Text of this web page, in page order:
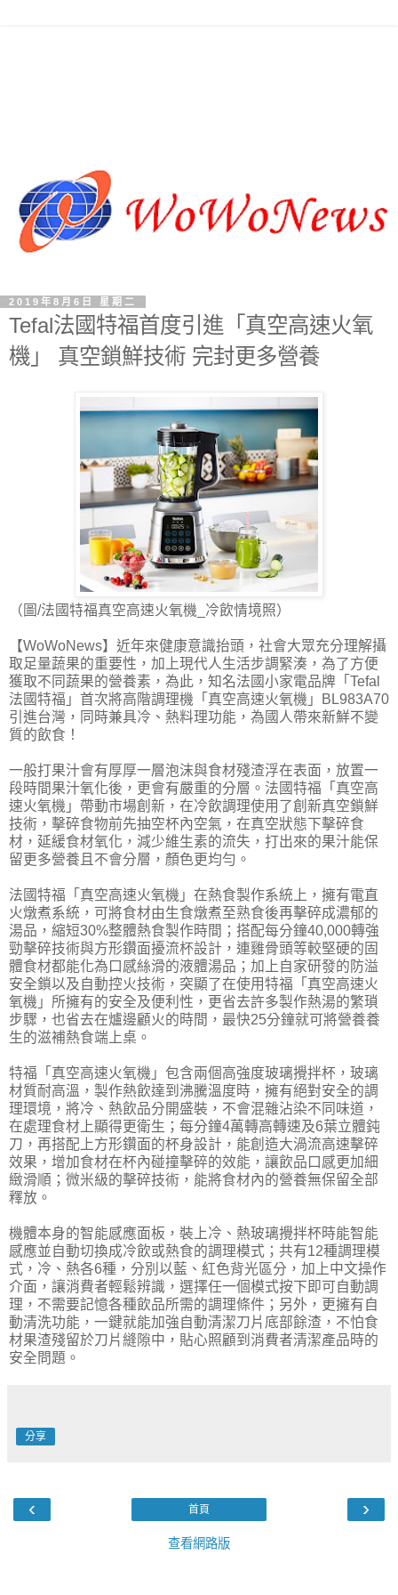
2019年8月6日 星期二
Tefal法國特福首度引進「真空高速火氧
機」 真空鎖鮮技術 完封更多營養
（圖/法國特福真空高速火氧機_冷飲情境照）
【WoWoNews】近年來健康意識抬頭，社會大眾充分理解攝
取足量蔬果的重要性，加上現代人生活步調緊湊，為了方便
獲取不同蔬果的營養素，為此，知名法國小家電品牌「Tefal
法國特福」首次將高階調理機「真空高速火氧機」BL983A70
引進台灣，同時兼具冷、熱料理功能，為國人帶來新鮮不變
質的飲食！
一般打果汁會有厚厚一層泡沫與食材殘渣浮在表面，放置一
段時間果汁氧化後，更會有嚴重的分層。法國特福「真空高
速火氧機」帶動市場創新，在冷飲調理使用了創新真空鎖鮮
技術，擊碎食物前先抽空杯內空氣，在真空狀態下擊碎食
材，延緩食材氧化，減少維生素的流失，打出來的果汁能保
留更多營養且不會分層，顏色更均勻。
法國特福「真空高速火氧機」在熱食製作系統上，擁有電直
火燉煮系統，可將食材由生食燉煮至熟食後再擊碎成濃郁的
湯品，縮短30%整體熱食製作時間；搭配每分鐘40,000轉強
勁擊碎技術與方形鑽面擾流杯設計，連雞骨頭等較堅硬的固
體食材都能化為口感絲滑的液體湯品；加上自家研發的防溢
安全鎖以及自動控火技術，突顯了在使用特福「真空高速火
氧機」所擁有的安全及便利性，更省去許多製作熱湯的繁瑣
步驟，也省去在爐邊顧火的時間，最快25分鐘就可將營養養
生的滋補熱食端上桌。
特福「真空高速火氧機」包含兩個高強度玻璃攪拌杯，玻璃
材質耐高溫，製作熱飲達到沸騰溫度時，擁有絕對安全的調
理環境，將冷、熱飲品分開盛裝，不會混雜沾染不同味道，
在處理食材上顯得更衛生；每分鐘4萬轉高轉速及6葉立體鈍
刀，再搭配上方形鑽面的杯身設計，能創造大渦流高速擊碎
效果，增加食材在杯內碰撞擊碎的效能，讓飲品口感更加細
緻滑順；微米級的擊碎技術，能將食材內的營養無保留全部
釋放。
機體本身的智能感應面板，裝上冷、熱玻璃攪拌杯時能智能
感應並自動切換成冷飲或熱食的調理模式；共有12種調理模
式，冷、熱各6種，分別以藍、紅色背光區分，加上中文操作
介面，讓消費者輕鬆辨識，選擇任一個模式按下即可自動調
理，不需要記憶各種飲品所需的調理條件；另外，更擁有自
動清洗功能，一鍵就能加強自動清潔刀片底部餘渣，不怕食
材果渣殘留於刀片縫隙中，貼心照顧到消費者清潔產品時的
安全問題。
分享
‹ ›
首頁
查看網路版